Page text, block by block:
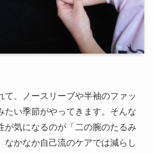
て、ノースリーブや半袖のファッ
たい季節がやってきます。そんな
が気になるのが「二の腕のたるみ
なかなか自己流のケアでは減らし